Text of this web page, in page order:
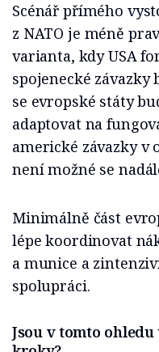
Scénář přímého
z NATO je méně
varianta, kdy USA
spojenecké závazky
se evropské státy
adaptovat na
americké závazky
není možné se
Minimálně část
lépe koordinovat
a munice a
spolupráci.
Jsou v tomto